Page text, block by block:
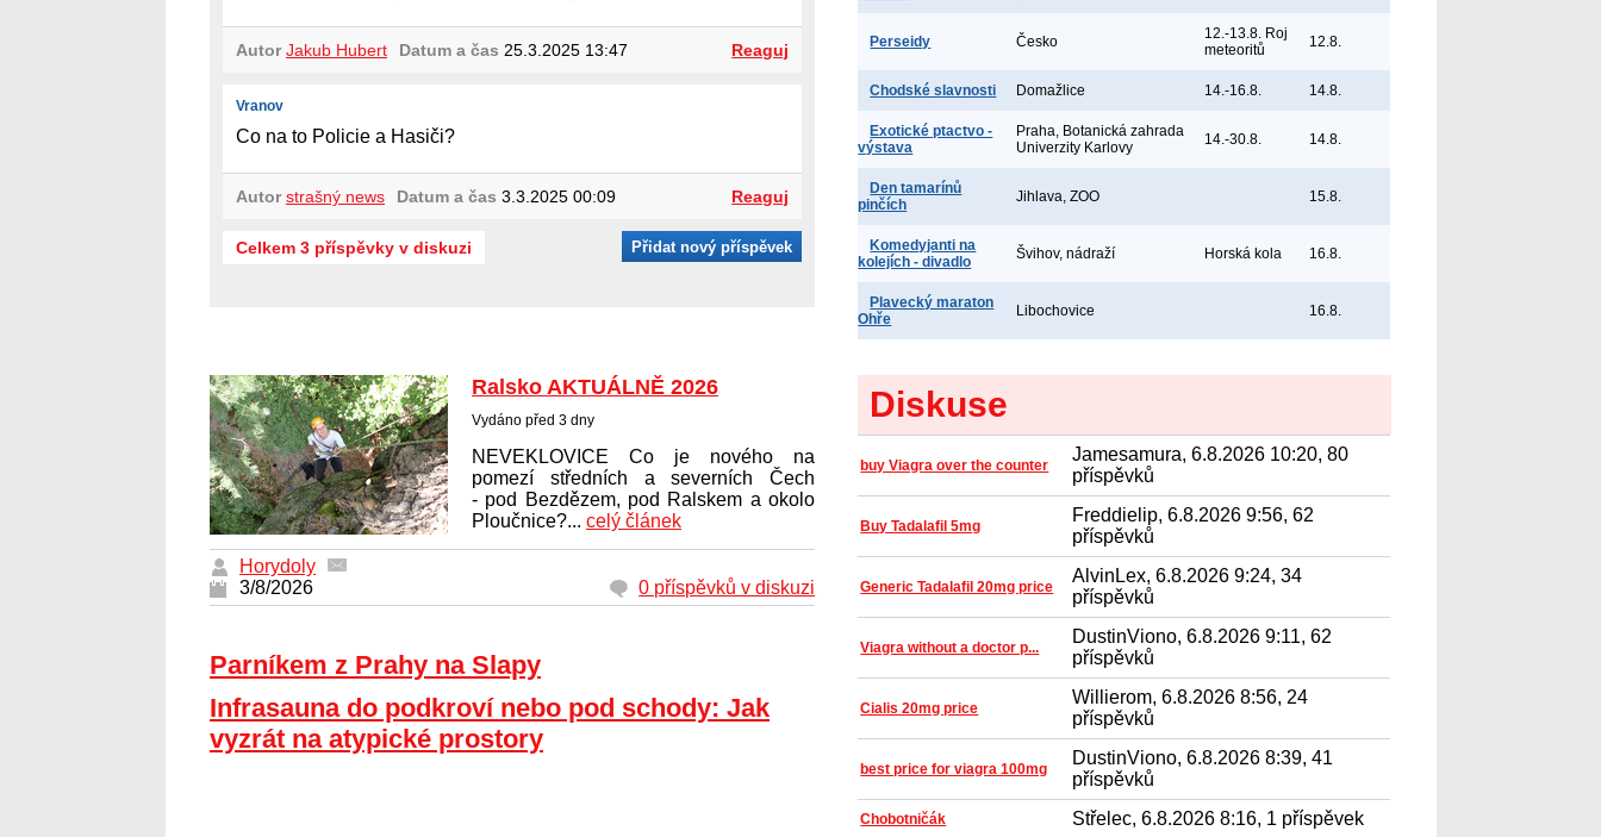
Autor Jakub Hubert Datum a čas 25.3.2025 13:47 Reaguj
Vranov
Co na to Policie a Hasiči?
Autor strašný news Datum a čas 3.3.2025 00:09 Reaguj
Celkem 3 příspěvky v diskuzi Přidat nový příspěvek
Ralsko AKTUÁLNĚ 2026
Vydáno před 3 dny
NEVEKLOVICE Co je nového na
pomezí středních a severních Čech
- pod Bezdězem, pod Ralskem a okolo
Ploučnice?... celý článek
Horydoly
3/8/2026
0 příspěvků v diskuzi
Parníkem z Prahy na Slapy
Infrasauna do podkroví nebo pod schody: Jak
vyzrát na atypické prostory
Perseidy Česko
12.-13.8. Roj
meteoritů
12.8.
Chodské slavnosti Domažlice 14.-16.8. 14.8.
Exotické ptactvo -
výstava
Praha, Botanická zahrada
Univerzity Karlovy
14.-30.8. 14.8.
Den tamarínů
pinčích
Jihlava, ZOO 15.8.
Komedyjanti na
kolejích - divadlo
Švihov, nádraží Horská kola 16.8.
Plavecký maraton
Ohře
Libochovice 16.8.
Diskuse
buy Viagra over the counter
Jamesamura, 6.8.2026 10:20, 80
příspěvků
Buy Tadalafil 5mg
Freddielip, 6.8.2026 9:56, 62
příspěvků
Generic Tadalafil 20mg price
AlvinLex, 6.8.2026 9:24, 34
příspěvků
Viagra without a doctor p...
DustinViono, 6.8.2026 9:11, 62
příspěvků
Cialis 20mg price
Willierom, 6.8.2026 8:56, 24
příspěvků
best price for viagra 100mg
DustinViono, 6.8.2026 8:39, 41
příspěvků
Chobotničák Střelec, 6.8.2026 8:16, 1 příspěvek